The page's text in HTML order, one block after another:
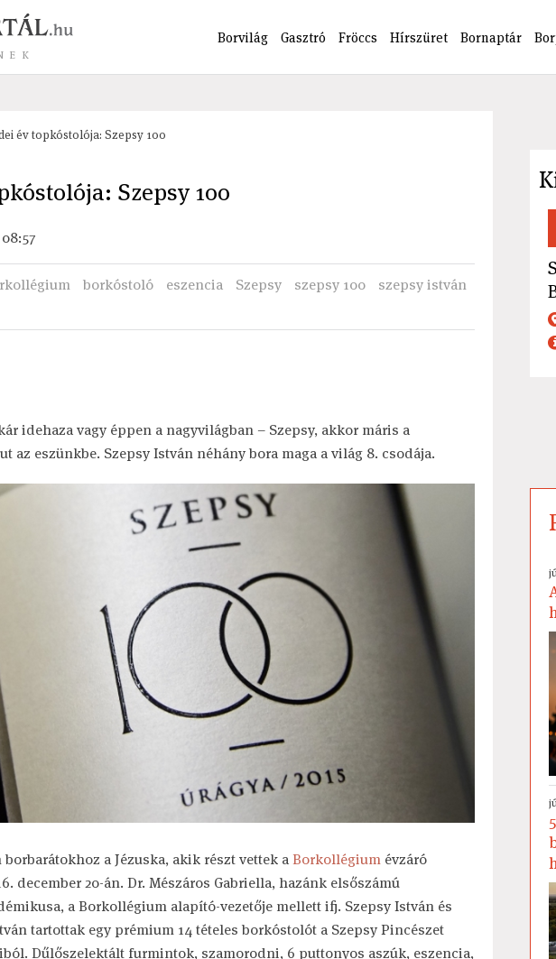
Borvilág Gasztró Fröccs Hírszüret Bornaptár
év topkóstolója: Szepsy 100
Szepsy 100
borkóstoló eszencia Szepsy szepsy 100
szepsy istván
idehaza vagy éppen a nagyvilágban – Szepsy, akkor máris a
az eszünkbe. Szepsy István néhány bora maga a világ 8. csodája.
a Jézuska, akik részt vettek aBorkollégiumévzáró
december 20-án. Dr. Mészáros Gabriella, hazánk elsőszámú
a Borkollégium alapító-vezetője mellett ifj. Szepsy István és
tartottak egy prémium 14 tételes borkóstolót a Szepsy Pincészet
Dűlőszelektált furmintok, szamorodni, 6 puttonyos aszúk, eszencia,